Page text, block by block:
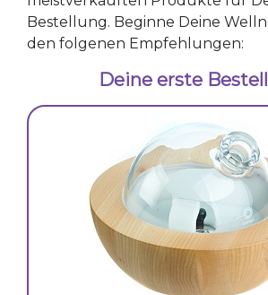
Bestellung. Beginne Deine
den folgenen Empfehlungen:
Deine erste